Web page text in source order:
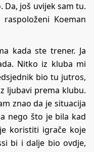
Da, još uvijek sam tu.
Koeman
kada ste trener. Ja
Nitko iz kluba mi
bio tu jutros,
ljubavi prema klubu.
znao da je situacija
nego što je bila kad
koristiti igrače koje
bi i dalje bio ovdje,